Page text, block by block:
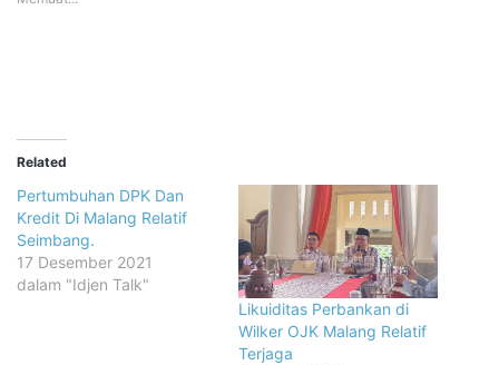
Related
Pertumbuhan DPK Dan
Kredit Di Malang Relatif
Seimbang.
17 Desember 2021
dalam "Idjen Talk"
Likuiditas Perbankan di
Wilker OJK Malang Relatif
Terjaga